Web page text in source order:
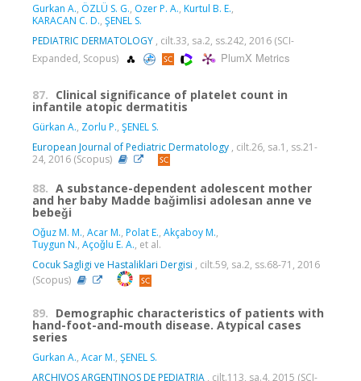
Gurkan A., ÖZLÜ S. G., Ozer P. A., Kurtul B. E.,
KARACAN C. D., ŞENEL S.
PEDIATRIC DERMATOLOGY , cilt.33, sa.2, ss.242, 2016 (SCI-
Expanded, Scopus)
PlumX Metrics
87. Clinical significance of platelet count in
infantile atopic dermatitis
Gürkan A., Zorlu P., ŞENEL S.
European Journal of Pediatric Dermatology , cilt.26, sa.1, ss.21-
24, 2016 (Scopus)
88. A substance-dependent adolescent mother
and her baby Madde baǧimlisi adolesan anne ve
bebeǧi
Oǧuz M. M., Acar M., Polat E., Akçaboy M.,
Tuygun N., Açoǧlu E. A., et al.
Cocuk Sagligi ve Hastaliklari Dergisi , cilt.59, sa.2, ss.68-71, 2016
(Scopus)
89. Demographic characteristics of patients with
hand-foot-and-mouth disease. Atypical cases
series
Gurkan A., Acar M., ŞENEL S.
ARCHIVOS ARGENTINOS DE PEDIATRIA , cilt.113, sa.4, 2015 (SCI-